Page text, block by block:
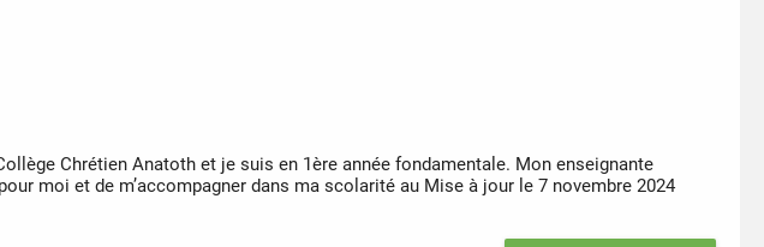
Chrétien Anatoth et je suis en 1ère année fondamentale. Mon enseignante
moi et de m’accompagner dans ma scolarité au Mise à jour le 7 novembre 2024